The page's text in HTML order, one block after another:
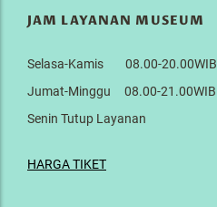
JAM LAYANAN MUSEUM
Selasa-Kamis 08.00-20.00WIB
Jumat-Minggu 08.00-21.00WIB
Senin Tutup Layanan
HARGA TIKET